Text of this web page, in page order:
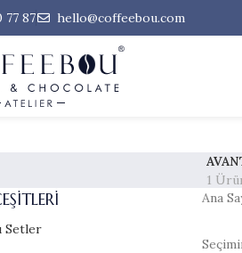
77 87 hello@coffeebou.com
1
Setler
Ana